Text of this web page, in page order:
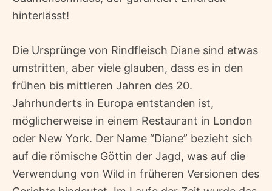
hinterlässt!
Die Ursprünge von Rindfleisch Diane sind etwas
umstritten, aber viele glauben, dass es in den
frühen bis mittleren Jahren des 20.
Jahrhunderts in Europa entstanden ist,
möglicherweise in einem Restaurant in London
oder New York. Der Name “Diane” bezieht sich
auf die römische Göttin der Jagd, was auf die
Verwendung von Wild in früheren Versionen des